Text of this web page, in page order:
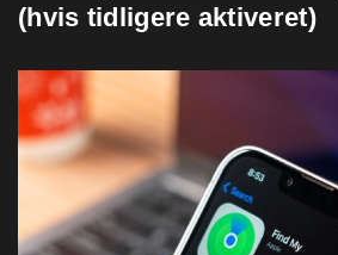
(hvis tidligere aktiveret)